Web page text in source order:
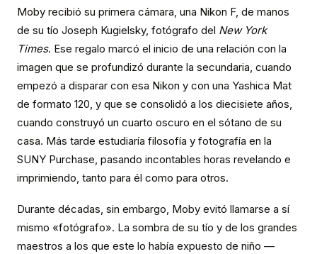
Moby recibió su primera cámara, una Nikon F, de manos
de su tío Joseph Kugielsky, fotógrafo del New York
Times. Ese regalo marcó el inicio de una relación con la
imagen que se profundizó durante la secundaria, cuando
empezó a disparar con esa Nikon y con una Yashica Mat
de formato 120, y que se consolidó a los diecisiete años,
cuando construyó un cuarto oscuro en el sótano de su
casa. Más tarde estudiaría filosofía y fotografía en la
SUNY Purchase, pasando incontables horas revelando e
imprimiendo, tanto para él como para otros.
Durante décadas, sin embargo, Moby evitó llamarse a sí
mismo «fotógrafo». La sombra de su tío y de los grandes
maestros a los que este lo había expuesto de niño —